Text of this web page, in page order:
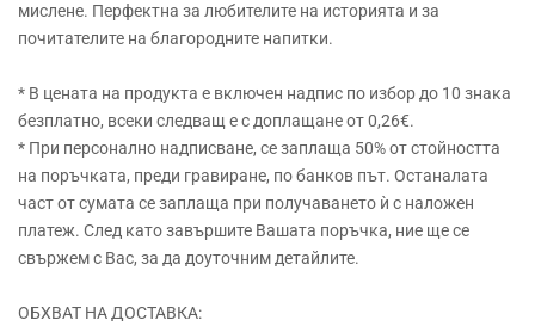
мислене. Перфектна за любителите на историята и за
почитателите на благородните напитки.
* В цената на продукта е включен надпис по избор до 10 знака
безплатно, всеки следващ е с доплащане от 0,26€.
* При персонално надписване, се заплаща 50% от стойността
на поръчката, преди гравиране, по банков път. Останалата
част от сумата се заплаща при получаването ѝ с наложен
платеж. След като завършите Вашата поръчка, ние ще се
свържем с Вас, за да доуточним детайлите.
ОБХВАТ НА ДОСТАВКА: